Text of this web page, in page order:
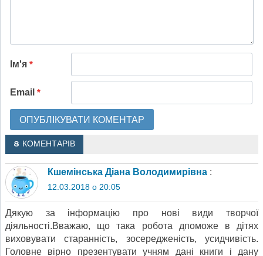
Ім'я *
Email *
8 КОМЕНТАРІВ
Кшемінська Діана Володимирівна :
12.03.2018 о 20:05
Дякую за інформацію про нові види творчої
діяльності.Вважаю, що така робота дпоможе в дітях
виховувати старанність, зосередженість, усидчивість.
Головне вірно презентувати учням дані книги і дану